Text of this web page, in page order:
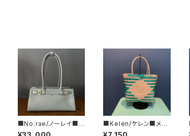
■No:rae/ノーレイ■ヴ
ァレグロ■バゲット型レ
■Kelen/ケレン■メル
カドバッグ■KLM25SA